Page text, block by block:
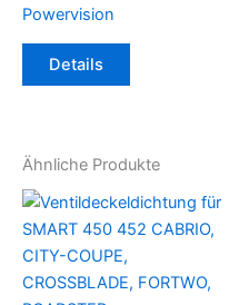
Powervision
Details
Ähnliche Produkte